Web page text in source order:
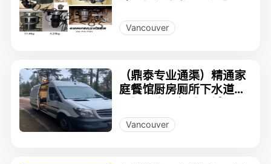
各种疑难漏水
Vancouver
（鼎泰专业通渠）精通家
庭餐馆厨房厕所下水道，
费，24小时漏水维修，垃
圾清理30起
Vancouver